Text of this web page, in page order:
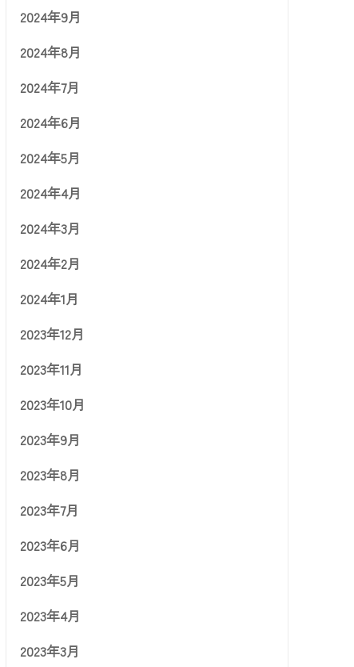
2024年9月
2024年8月
2024年7月
2024年6月
2024年5月
2024年4月
2024年3月
2024年2月
2024年1月
2023年12月
2023年11月
2023年10月
2023年9月
2023年8月
2023年7月
2023年6月
2023年5月
2023年4月
2023年3月